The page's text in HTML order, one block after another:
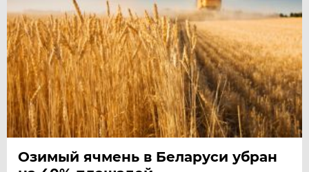
Озимый ячмень в Беларуси убран